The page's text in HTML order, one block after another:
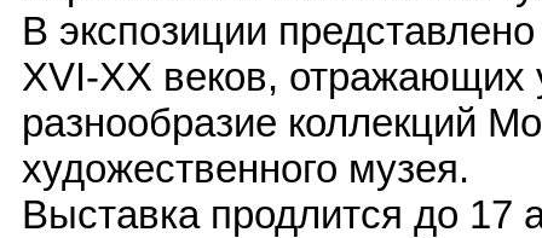
В экспозиции
XVI-XX веков, отражающих
разнообразие коллекций
художественного музея.
Выставка продлится до 17